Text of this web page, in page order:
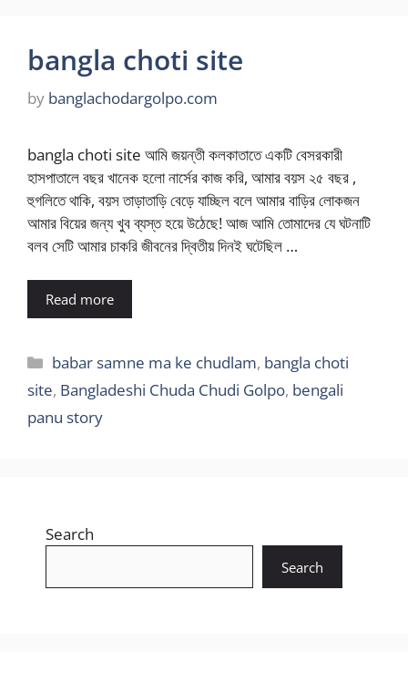
bangla choti site
by banglachodargolpo.com
bangla choti site আমি জয়ন্তী কলকাতাতে একটি বেসরকারী
হাসপাতালে বছর খানেক হলো নার্সের কাজ করি, আমার বয়স ২৫ বছর ,
হুগলিতে থাকি, বয়স তাড়াতাড়ি বেড়ে যাচ্ছিল বলে আমার বাড়ির লোকজন
আমার বিয়ের জন্য খুব ব্যস্ত হয়ে উঠেছে! আজ আমি তোমাদের যে ঘটনাটি
বলব সেটি আমার চাকরি জীবনের দ্বিতীয় দিনই ঘটেছিল …
Read more
Categories
babar samne ma ke chudlam, bangla choti
site, Bangladeshi Chuda Chudi Golpo, bengali
panu story
Search
Search